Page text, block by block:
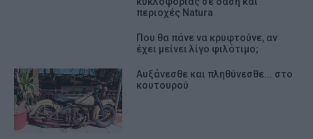
περιοχές Natura
Που θα πάνε να κρυφτούνε, αν
έχει μείνει λίγο φιλότιμο;
Αυξάνεσθε και πληθύνεσθε... στο
κουτουρού